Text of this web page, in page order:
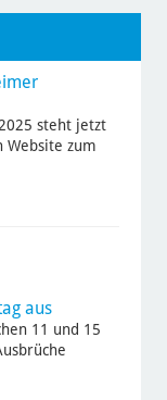
steht jetzt
Website zum
aus
11 und 15